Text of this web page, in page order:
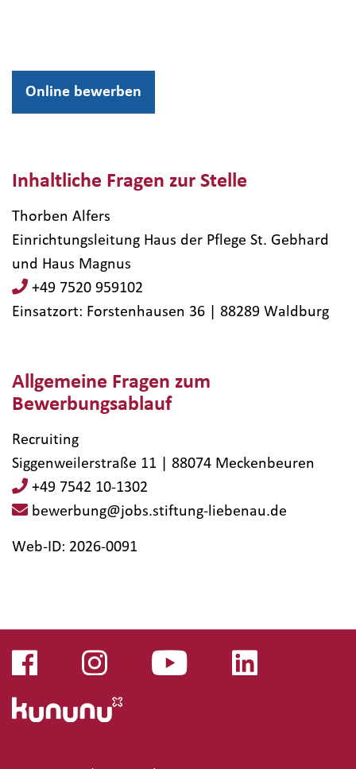
Inhaltliche Fragen zur Stelle
Thorben Alfers
Einrichtungsleitung Haus der Pflege St. Gebhard
und Haus Magnus
+49 7520 959102
Einsatzort: Forstenhausen 36 | 88289​ Waldburg
Allgemeine Fragen zum
Bewerbungsablauf
Recruiting
Siggenweilerstraße 11 | 88074 Meckenbeuren
+49 7542 10-1302
bewerbung@jobs.stiftung-liebenau.de
Web-ID: 2026-0091
Online bewerben